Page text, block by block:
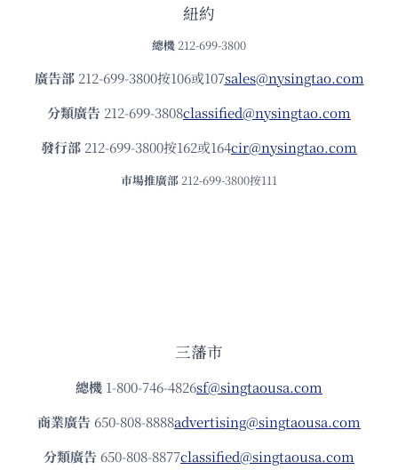
紐約
總機 212-699-3800
廣告部212-699-3800按106或107sales@nysingtao.com
分類廣告 212-699-3808classified@nysingtao.com
發⾏部 212-699-3800按162或164cir@nysingtao.com
市場推廣部 212-699-3800按111
三藩市
總機 1-800-746-4826sf@singtaousa.com
商業廣告 650-808-8888advertising@singtaousa.com
分類廣告 650-808-8877classified@singtaousa.com